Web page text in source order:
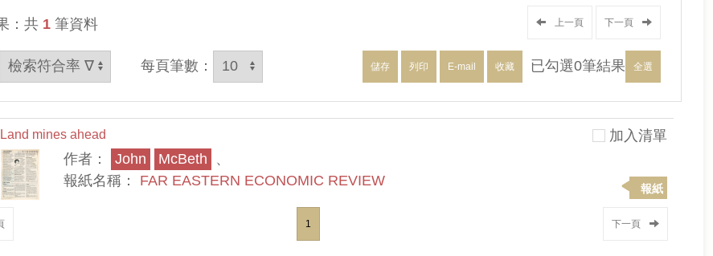
：共 1筆資料 上一頁 下一頁
每頁筆數： 儲存 列印 E-mail 收藏 已勾選0筆結果 全選
Land mines ahead
作者： John McBeth
、
報紙名稱： FAR EASTERN ECONOMIC REVIEW
加入清單
報紙
1 下一頁